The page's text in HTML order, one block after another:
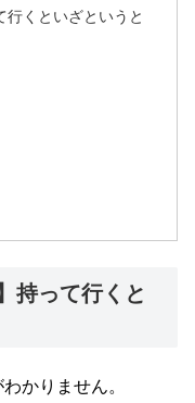
行くといざというと
持って行くと
かりません。